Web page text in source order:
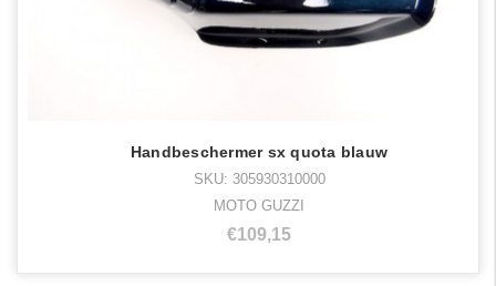
Handbeschermer sx quota blauw
SKU: 305930310000
MOTO GUZZI
€109,15